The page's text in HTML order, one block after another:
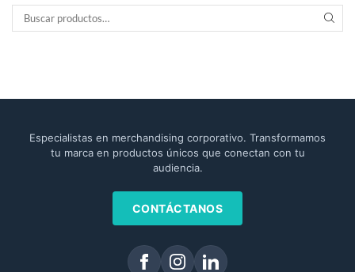
Especialistas en merchandising corporativo. Transformamos
tu marca en productos únicos que conectan con tu
audiencia.
CONTÁCTANOS